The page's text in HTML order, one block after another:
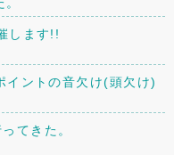
します!!
イントの音欠け(頭欠け)
てきた。